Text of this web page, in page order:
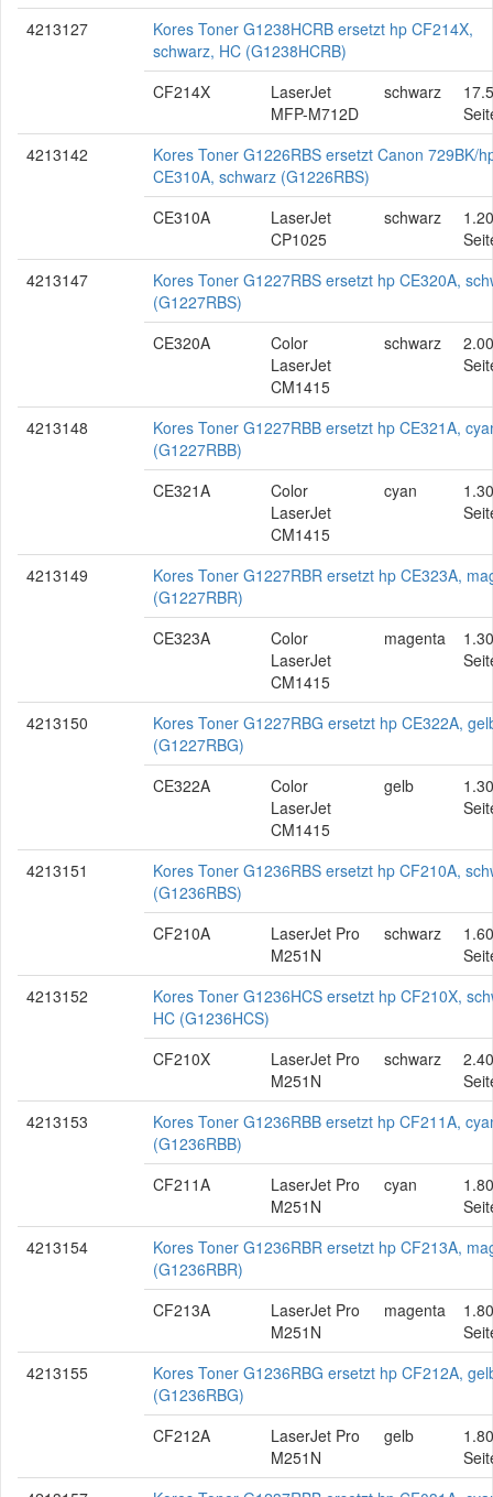
4213127
Kores Toner G1238HCRB ersetzt hp CF214X,
schwarz, HC (G1238HCRB)
CF214X
LaserJet
MFP-M712D
schwarz
4213142
Kores Toner G1226RBS ersetzt Canon 729BK/
CE310A, schwarz (G1226RBS)
CE310A
LaserJet
CP1025
schwarz
4213147
Kores Toner G1227RBS ersetzt hp CE320A,
(G1227RBS)
CE320A
Color
LaserJet
CM1415
schwarz
4213148
Kores Toner G1227RBB ersetzt hp CE321A,
(G1227RBB)
CE321A
Color
LaserJet
CM1415
cyan
4213149
Kores Toner G1227RBR ersetzt hp CE323A,
(G1227RBR)
CE323A
Color
LaserJet
CM1415
magenta
4213150
Kores Toner G1227RBG ersetzt hp CE322A,
(G1227RBG)
CE322A
Color
LaserJet
CM1415
gelb
4213151
Kores Toner G1236RBS ersetzt hp CF210A,
(G1236RBS)
CF210A
LaserJet Pro
M251N
schwarz
4213152
Kores Toner G1236HCS ersetzt hp CF210X,
HC (G1236HCS)
CF210X
LaserJet Pro
M251N
schwarz
4213153
Kores Toner G1236RBB ersetzt hp CF211A,
(G1236RBB)
CF211A
LaserJet Pro
M251N
cyan
4213154
Kores Toner G1236RBR ersetzt hp CF213A,
(G1236RBR)
CF213A
LaserJet Pro
M251N
magenta
4213155
Kores Toner G1236RBG ersetzt hp CF212A,
(G1236RBG)
CF212A
LaserJet Pro
M251N
gelb